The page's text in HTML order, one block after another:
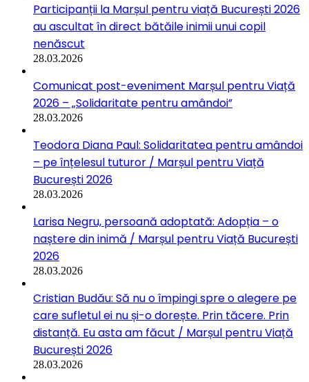
Participanții la Marșul pentru viață București 2026
au ascultat în direct bătăile inimii unui copil
nenăscut
28.03.2026
Comunicat post-eveniment Marșul pentru Viață
2026 – „Solidaritate pentru amândoi”
28.03.2026
Teodora Diana Paul: Solidaritatea pentru amândoi
– pe înțelesul tuturor / Marșul pentru Viață
București 2026
28.03.2026
Larisa Negru, persoană adoptată: Adopția – o
naștere din inimă / Marșul pentru Viață București
2026
28.03.2026
Cristian Budău: Să nu o împingi spre o alegere pe
care sufletul ei nu și-o dorește. Prin tăcere. Prin
distanță. Eu asta am făcut / Marșul pentru Viață
București 2026
28.03.2026